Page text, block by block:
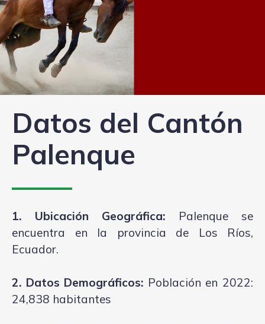
Datos del Cantón
Palenque
1. Ubicación Geográfica:
Palenque se
encuentra en la provincia de Los Ríos,
Ecuador.
2. Datos Demográficos: Población en 2022:
24,838 habitantes